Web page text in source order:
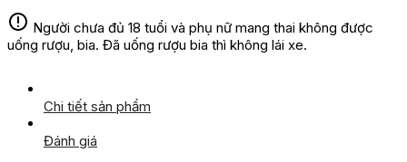
Người chưa đủ 18 tuổi và phụ nữ mang thai không được
uống rượu, bia. Đã uống rượu bia thì không lái xe.
Chi tiết sản phẩm
Đánh giá